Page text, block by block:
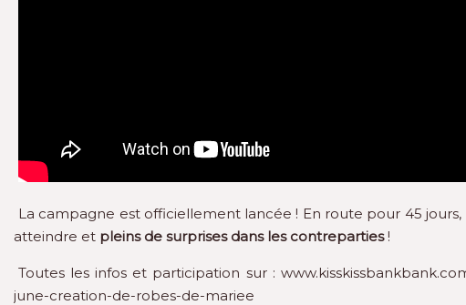
La campagne est officiellement lancée ! En route pour 45 jours,
atteindre et pleins de surprises dans les contreparties!
Toutes les infos et participation sur :
june-creation-de-robes-de-mariee